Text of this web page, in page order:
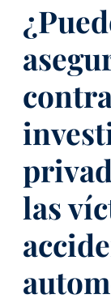
las